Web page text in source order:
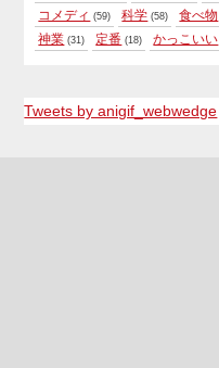
コメディ (59) 科学 (58) 食べ物
神業 (31) 定番 (18) かっこいい
Tweets by anigif_webwedge